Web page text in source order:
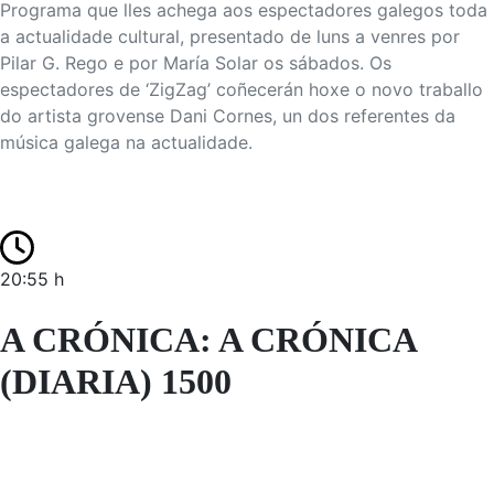
Programa que lles achega aos espectadores galegos toda
a actualidade cultural, presentado de luns a venres por
Pilar G. Rego e por María Solar os sábados. Os
espectadores de ‘ZigZag’ coñecerán hoxe o novo traballo
do artista grovense Dani Cornes, un dos referentes da
música galega na actualidade.
20:55 h
A CRÓNICA: A CRÓNICA
(DIARIA) 1500